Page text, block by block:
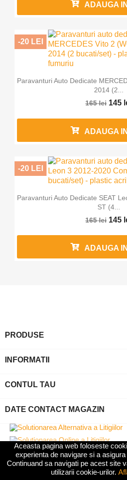
ADAUGA
Paravanturi Auto Dedicate
2014 (2...
165 lei 145
-20 LEI
ADAUGA
Paravanturi Auto Dedicate SEAT
ST (4...
165 lei 145
-20 LEI
ADAUGA
PRODUSE
INFORMATII
CONTUL TAU
DATE CONTACT MAGAZIN
Aceasta pagina web foloseste
experienta de navigare si a
Continuand sa navigati pe acest site
utilizarii cookie-urilor.
2025 -Paravanturi Auto Dedicate-
Covorase Auto